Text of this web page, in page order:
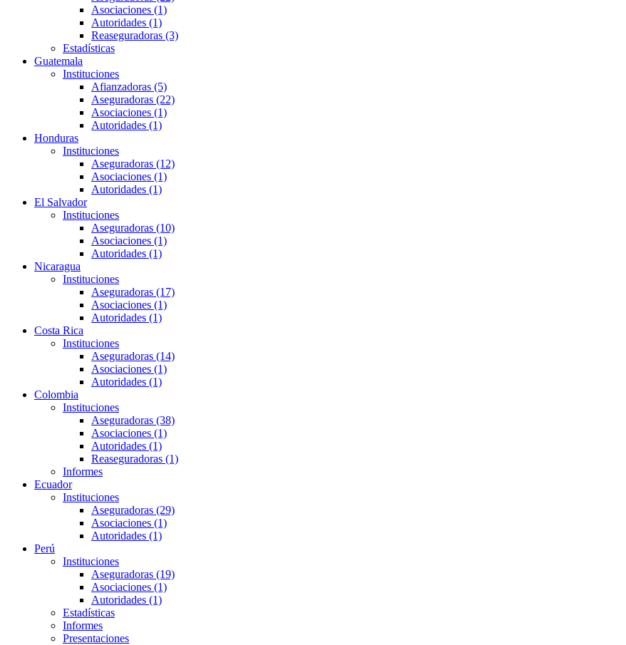
Asociaciones (1)
Autoridades (1)
Reaseguradoras (3)
Estadísticas
Guatemala
Instituciones
Afianzadoras (5)
Aseguradoras (22)
Asociaciones (1)
Autoridades (1)
Honduras
Instituciones
Aseguradoras (12)
Asociaciones (1)
Autoridades (1)
El Salvador
Instituciones
Aseguradoras (10)
Asociaciones (1)
Autoridades (1)
Nicaragua
Instituciones
Aseguradoras (17)
Asociaciones (1)
Autoridades (1)
Costa Rica
Instituciones
Aseguradoras (14)
Asociaciones (1)
Autoridades (1)
Colombia
Instituciones
Aseguradoras (38)
Asociaciones (1)
Autoridades (1)
Reaseguradoras (1)
Informes
Ecuador
Instituciones
Aseguradoras (29)
Asociaciones (1)
Autoridades (1)
Perú
Instituciones
Aseguradoras (19)
Asociaciones (1)
Autoridades (1)
Estadísticas
Informes
Presentaciones